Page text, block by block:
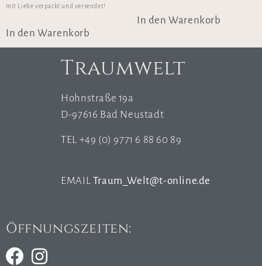
mit Liebe verpackt und versendet!
In den Warenkorb
In den Warenkorb
Traumwelt
Hohnstraße 19a
D-97616 Bad Neustadt
TEL +49 (0) 9771 6 88 60 89
EMAIL Traum_Welt@t-online.de
Öffnungszeiten: